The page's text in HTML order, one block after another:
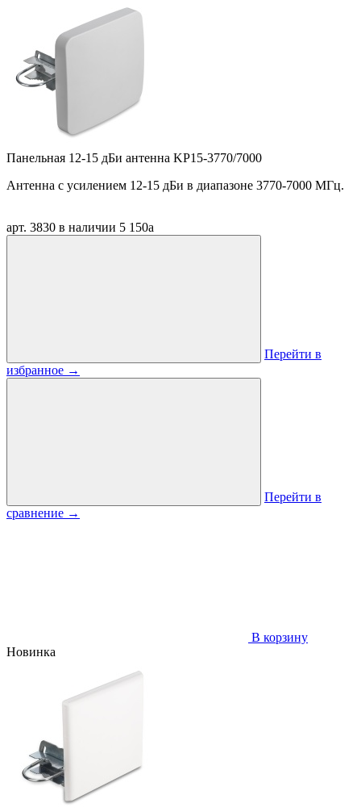
Панельная 12-15 дБи антенна KP15-3770/7000
Антенна c усилением 12-15 дБи в диапазоне 3770-7000 МГц.
арт. 3830 в наличии 5 150a
Перейти в
избранное →
Перейти в
сравнение →
В корзину
Новинка